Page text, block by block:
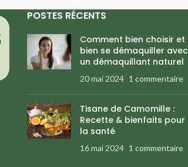
POSTES RÉCENTS
Comment bien choisir et
bien se démaquiller avec
un démaquillant naturel
20 mai 2024 1 commentaire
Tisane de Camomille :
Recette & bienfaits pour
la santé
16 mai 2024 1 commentaire